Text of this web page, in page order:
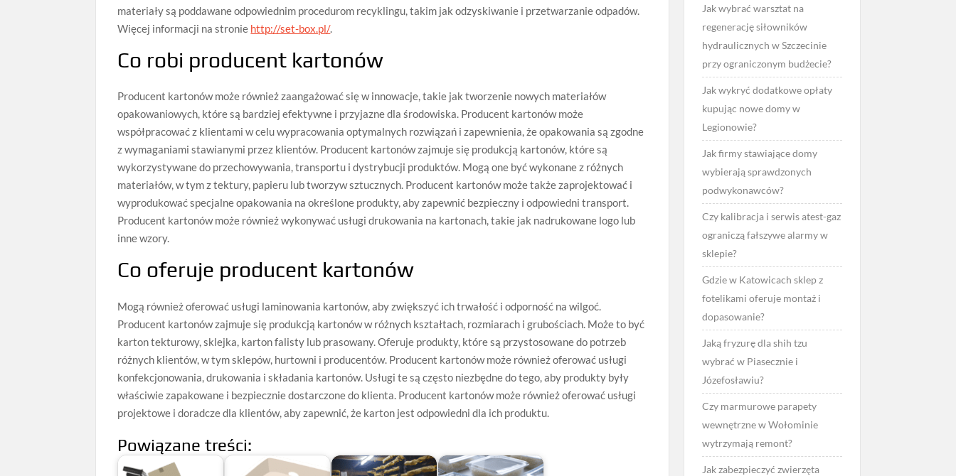
materiały są poddawane odpowiednim procedurom recyklingu, takim jak odzyskiwanie i przetwarzanie odpadów.
Więcej informacji na stronie http://set-box.pl/.
Co robi producent kartonów
Producent kartonów może również zaangażować się w innowacje, takie jak tworzenie nowych materiałów
opakowaniowych, które są bardziej efektywne i przyjazne dla środowiska. Producent kartonów może
współpracować z klientami w celu wypracowania optymalnych rozwiązań i zapewnienia, że opakowania są zgodne
z wymaganiami stawianymi przez klientów. Producent kartonów zajmuje się produkcją kartonów, które są
wykorzystywane do przechowywania, transportu i dystrybucji produktów. Mogą one być wykonane z różnych
materiałów, w tym z tektury, papieru lub tworzyw sztucznych. Producent kartonów może także zaprojektować i
wyprodukować specjalne opakowania na określone produkty, aby zapewnić bezpieczny i odpowiedni transport.
Producent kartonów może również wykonywać usługi drukowania na kartonach, takie jak nadrukowane logo lub
inne wzory.
Co oferuje producent kartonów
Mogą również oferować usługi laminowania kartonów, aby zwiększyć ich trwałość i odporność na wilgoć.
Producent kartonów zajmuje się produkcją kartonów w różnych kształtach, rozmiarach i grubościach. Może to być
karton tekturowy, sklejka, karton falisty lub prasowany. Oferuje produkty, które są przystosowane do potrzeb
różnych klientów, w tym sklepów, hurtowni i producentów. Producent kartonów może również oferować usługi
konfekcjonowania, drukowania i składania kartonów. Usługi te są często niezbędne do tego, aby produkty były
właściwie zapakowane i bezpiecznie dostarczone do klienta. Producent kartonów może również oferować usługi
projektowe i doradcze dla klientów, aby zapewnić, że karton jest odpowiedni dla ich produktu.
Powiązane treści:
Jak wybrać warsztat na
regenerację siłowników
hydraulicznych w Szczecinie
przy ograniczonym budżecie?
Jak wykryć dodatkowe opłaty
kupując nowe domy w
Legionowie?
Jak firmy stawiające domy
wybierają sprawdzonych
podwykonawców?
Czy kalibracja i serwis atest-gaz
ograniczą fałszywe alarmy w
sklepie?
Gdzie w Katowicach sklep z
fotelikami oferuje montaż i
dopasowanie?
Jaką fryzurę dla shih tzu
wybrać w Piasecznie i
Józefosławiu?
Czy marmurowe parapety
wewnętrzne w Wołominie
wytrzymają remont?
Jak zabezpieczyć zwierzęta